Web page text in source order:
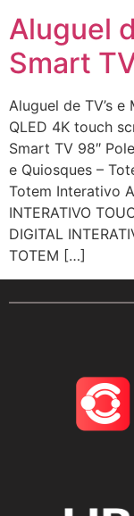
Aluguel
Smart
Aluguel de TV’s
QLED 4K touch
Smart TV 98″
e Quiosques –
Totem Interativo
INTERATIVO
DIGITAL
TOTEM […]